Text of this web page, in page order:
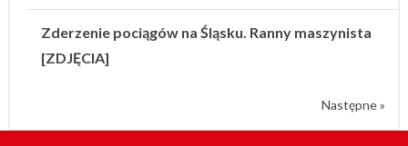
Zderzenie pociągów na Śląsku. Ranny maszynista
[ZDJĘCIA]
Następne »